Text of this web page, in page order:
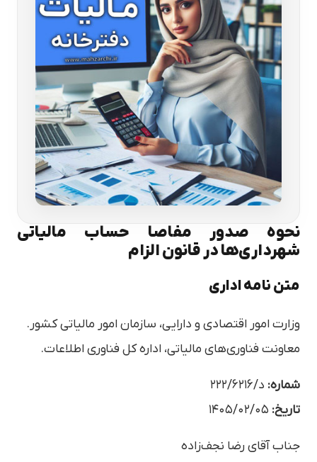
نحوه صدور مفاصا حساب مالیاتی
شهرداری‌ها در قانون الزام
متن نامه‌ اداری
وزارت امور اقتصادی و دارایی، سازمان امور مالیاتی کشور.
معاونت فناوری‌های مالیاتی، اداره کل فناوری اطلاعات.
شماره: د/۲۲۲/۶۲۱۶
تاریخ:
جناب آقای رضا نجف‌زاده